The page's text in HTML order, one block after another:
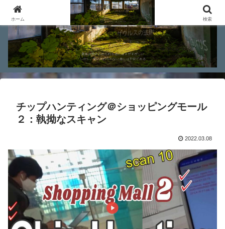
チップハンティング＠ショッピングモール
２：執拗なスキャン
2022.03.08
ホーム 検索